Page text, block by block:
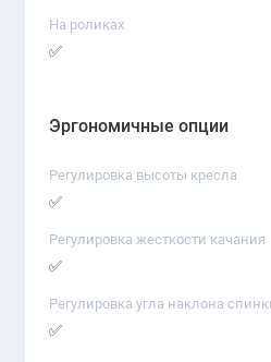
наличии на момент
На роликах
✅
Эргономичные опции
Регулировка высоты кресла
✅
Регулировка жесткости качания
✅
Регулировка угла наклона
✅